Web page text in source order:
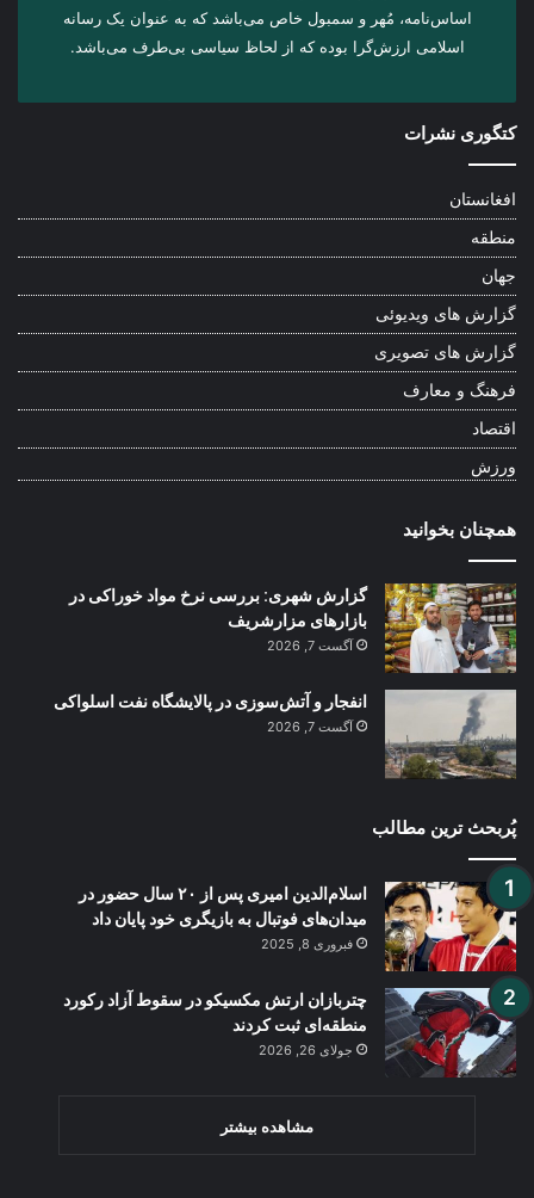
اساس‌نامه، مُهر و سمبول خاص می‌باشد که به عنوان یک رسانه
اسلامی ارزش‌گرا بوده که از لحاظ سیاسی بی‌طرف می‌باشد.
کتگوری نشرات
افغانستان
منطقه
جهان
گزارش های ویدیوئی
گزارش های تصویری
فرهنگ و معارف
اقتصاد
ورزش
همچنان بخوانید
گزارش شهری: بررسی نرخ مواد خوراکی در
بازارهای مزارشریف
آگست 7, 2026
انفجار و آتش‌سوزی در پالایشگاه نفت اسلواکی
آگست 7, 2026
پُربحث ترین مطالب
اسلام‌الدین امیری پس از ۲۰ سال حضور در
میدان‌های فوتبال به بازیگری خود پایان داد
فبروری 8, 2025
چتربازان ارتش مکسیکو در سقوط آزاد رکورد
منطقه‌ای ثبت کردند
جولای 26, 2026
مشاهده بیشتر